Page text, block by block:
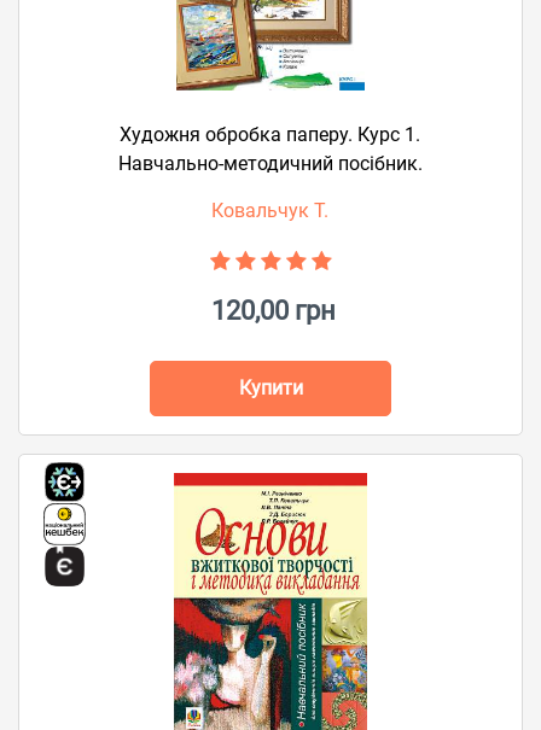
Художня обробка паперу. Курс 1.
Навчально-методичний посібник.
Ковальчук Т.
120,00 грн
Купити